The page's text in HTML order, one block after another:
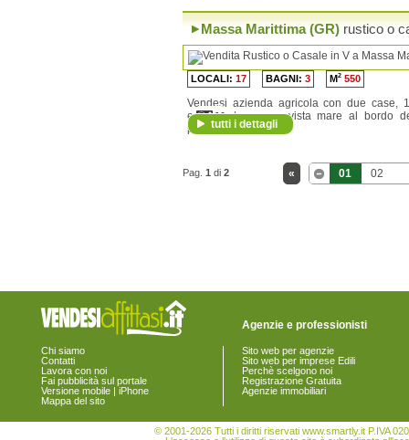
Massa Marittima (GR) rustico o
LOCALI: 17 BAGNI: 3 M2 550
Vendesi azienda agricola con due case,
ettari di terreno e vista mare al bordo
paese medieval...
10
tutti i dettagli
Pag. 1 di 2 01 02
«
Chi siamo
Contatti
Lavora con noi
Fai pubblicità sul portale
Versione mobile | iPhone
Mappa del sito
Agenzie e professionisti
Sito web per agenzie
Sito web per imprese Edili
Perchè scelgono noi
Registrazione Gratuita
Agenzie immobiliari
© 2001-2026 Tutti i diritti riservati www.smartly.it P.IVA